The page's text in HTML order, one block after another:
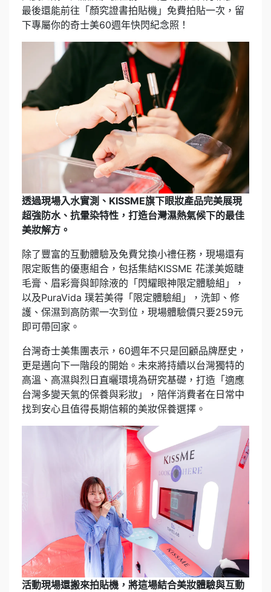
最後還能前往「顏究證書拍貼機」免費拍貼一次，留
下專屬你的奇士美60週年快閃紀念照！
透過現場入水實測、KISSME旗下眼妝產品完美展現
超強防水、抗暈染特性，打造台灣濕熱氣候下的最佳
美妝解方。
除了豐富的互動體驗及免費兌換小禮任務，現場還有
限定販售的優惠組合，包括集結KISSME 花漾美姬睫
毛膏、眉彩膏與卸除液的「閃耀眼神限定體驗組」，
以及PuraVida 璞若美得「限定體驗組」，洗卸、修
護、保濕到高防禦一次到位，現場體驗價只要259元
即可帶回家。
台灣奇士美集團表示，60週年不只是回顧品牌歷史，
更是邁向下一階段的開始。未來將持續以台灣獨特的
高溫、高濕與烈日直曬環境為研究基礎，打造「適應
台灣多變天氣的保養與彩妝」，陪伴消費者在日常中
找到安心且值得長期信賴的美妝保養選擇。
活動現場還搬來拍貼機，將這場結合美妝體驗與互動